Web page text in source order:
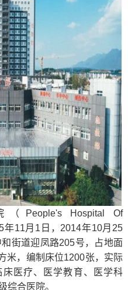
安全线...
（People's Hospital Of
年11月 1 日 ， 2014年10月 25
和街道迎凤路205号，占地面
米，编制床位1200张，实际
床医疗、医学教育、医学科
综合医院。